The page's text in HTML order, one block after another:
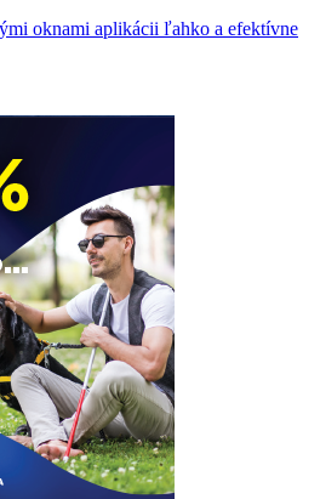
oknami aplikácii ľahko a efektívne